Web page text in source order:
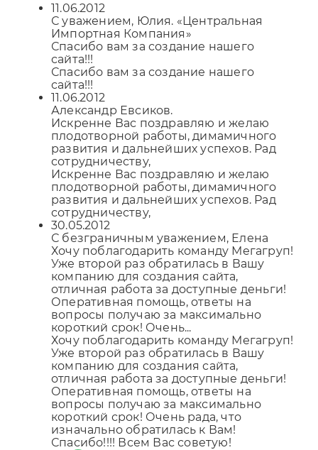
11.06.2012
С уважением, Юлия. «Центральная
Импортная Компания»
Спасибо вам за создание нашего
сайта!!!
Спасибо вам за создание нашего
сайта!!!
11.06.2012
Александр Евсиков.
Искренне Вас поздравляю и желаю
плодотворной работы, димамичного
развития и дальнейших успехов. Рад
сотрудничеству,
Искренне Вас поздравляю и желаю
плодотворной работы, димамичного
развития и дальнейших успехов. Рад
сотрудничеству,
30.05.2012
С безграничным уважением, Елена
Хочу поблагодарить команду Мегагруп!
Уже второй раз обратилась в Вашу
компанию для создания сайта,
отличная работа за доступные деньги!
Оперативная помощь, ответы на
вопросы получаю за максимально
короткий срок! Очень...
Хочу поблагодарить команду Мегагруп!
Уже второй раз обратилась в Вашу
компанию для создания сайта,
отличная работа за доступные деньги!
Оперативная помощь, ответы на
вопросы получаю за максимально
короткий срок! Очень рада, что
изначально обратилась к Вам!
Спасибо!!!! Всем Вас советую!